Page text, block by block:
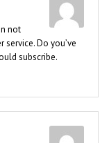
not
Do you’ve
subscribe.